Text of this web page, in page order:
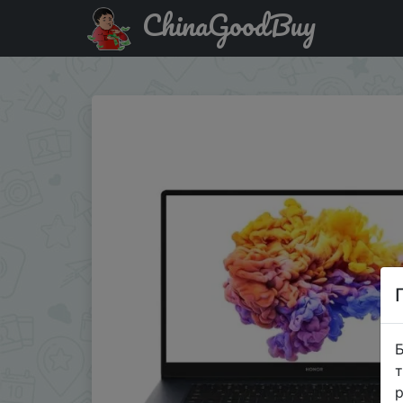
Придбати по знижці Ноутбук Honor MagicBook 15 R5/8/
ChinaGoodBuy